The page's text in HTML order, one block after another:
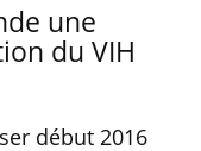
une
du VIH
début 2016